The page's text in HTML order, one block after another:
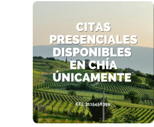
consulta virtual, así
necesitas desde la
tráfico, sin filas.
Puedes solicitar el tiempo
necesites, ya sea media
tus necesidades.
¡Estamos aquí para